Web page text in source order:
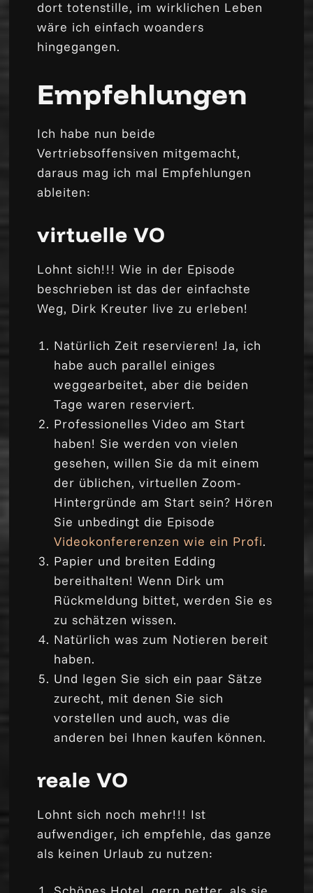
dort totenstille, im wirklichen Leben
wäre ich einfach woanders
hingegangen.
Empfehlungen
Ich habe nun beide
Vertriebsoffensiven mitgemacht,
daraus mag ich mal Empfehlungen
ableiten:
virtuelle VO
Lohnt sich!!! Wie in der Episode
beschrieben ist das der einfachste
Weg, Dirk Kreuter live zu erleben!
Natürlich Zeit reservieren! Ja, ich
habe auch parallel einiges
weggearbeitet, aber die beiden
Tage waren reserviert.
Professionelles Video am Start
haben! Sie werden von vielen
gesehen, willen Sie da mit einem
der üblichen, virtuellen Zoom-
Hintergründe am Start sein? Hören
Sie unbedingt die Episode
Videokonfererenzen wie ein Profi.
Papier und breiten Edding
bereithalten! Wenn Dirk um
Rückmeldung bittet, werden Sie es
zu schätzen wissen.
Natürlich was zum Notieren bereit
haben.
Und legen Sie sich ein paar Sätze
zurecht, mit denen Sie sich
vorstellen und auch, was die
anderen bei Ihnen kaufen können.
reale VO
Lohnt sich noch mehr!!! Ist
aufwendiger, ich empfehle, das ganze
als keinen Urlaub zu nutzen: